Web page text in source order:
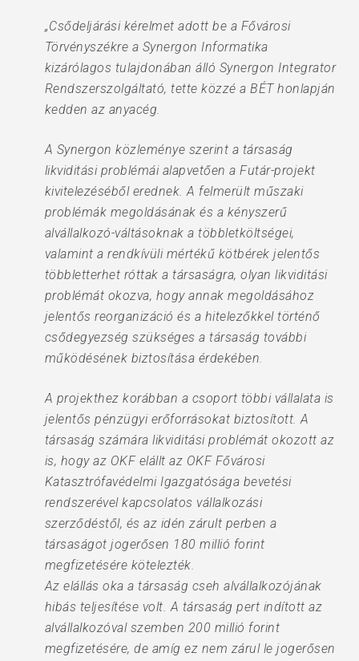
„Csődeljárási kérelmet adott be a Fővárosi
Törvényszékre a Synergon Informatika
kizárólagos tulajdonában álló Synergon Integrator
Rendszerszolgáltató, tette közzé a BÉT honlapján
kedden az anyacég.
A Synergon közleménye szerint a társaság
likviditási problémái alapvetően a Futár-projekt
kivitelezéséből erednek. A felmerült műszaki
problémák megoldásának és a kényszerű
alvállalkozó-váltásoknak a többletköltségei,
valamint a rendkívüli mértékű kötbérek jelentős
többletterhet róttak a társaságra, olyan likviditási
problémát okozva, hogy annak megoldásához
jelentős reorganizáció és a hitelezőkkel történő
csődegyezség szükséges a társaság további
működésének biztosítása érdekében.
A projekthez korábban a csoport többi vállalata is
jelentős pénzügyi erőforrásokat biztosított. A
társaság számára likviditási problémát okozott az
is, hogy az OKF elállt az OKF Fővárosi
Katasztrófavédelmi Igazgatósága bevetési
rendszerével kapcsolatos vállalkozási
szerződéstől, és az idén zárult perben a
társaságot jogerősen 180 millió forint
megfizetésére kötelezték.
Az elállás oka a társaság cseh alvállalkozójának
hibás teljesítése volt. A társaság pert indított az
alvállalkozóval szemben 200 millió forint
megfizetésére, de amíg ez nem zárul le jogerősen